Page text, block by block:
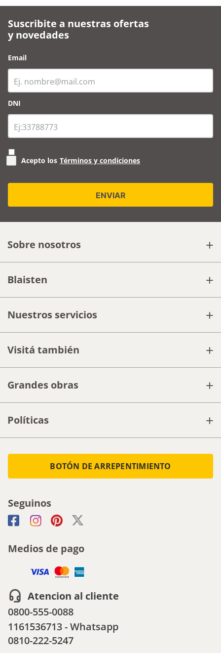
Suscribite a nuestras ofertas
y novedades
Email
DNI
Acepto los Términos y condiciones
Sobre nosotros +
Blaisten +
Nuestros servicios +
Visitá también +
Grandes obras +
Políticas +
BOTÓN DE ARREPENTIMIENTO
Seguinos
Medios de pago
Atencion al cliente
0800-555-0088
1161536713 - Whatsapp
0810-222-5247